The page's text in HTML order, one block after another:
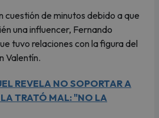
cuestión de minutos debido a que
una influencer, Fernando
tuvo relaciones con la figura del
Valentín.
REVELA NO SOPORTAR A
TRATÓ MAL: "NO LA